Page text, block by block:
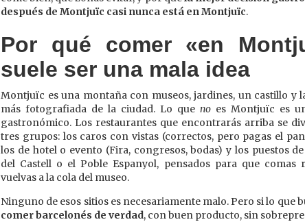
después de Montjuïc casi nunca está en Montjuïc.
Por qué comer «en
suele ser una mala idea
Montjuïc es una montaña con museos, jardines, un castillo y
más fotografiada de la ciudad. Lo que no es Montjuïc es
gastronómico. Los restaurantes que encontrarás arriba se
tres grupos: los caros con vistas (correctos, pero pagas el
los de hotel o evento (Fira, congresos, bodas) y los puestos
del Castell o el Poble Espanyol, pensados para que comas
vuelvas a la cola del museo.
Ninguno de esos sitios es necesariamente malo. Pero si lo que
comer barcelonés de verdad, con buen producto, sin